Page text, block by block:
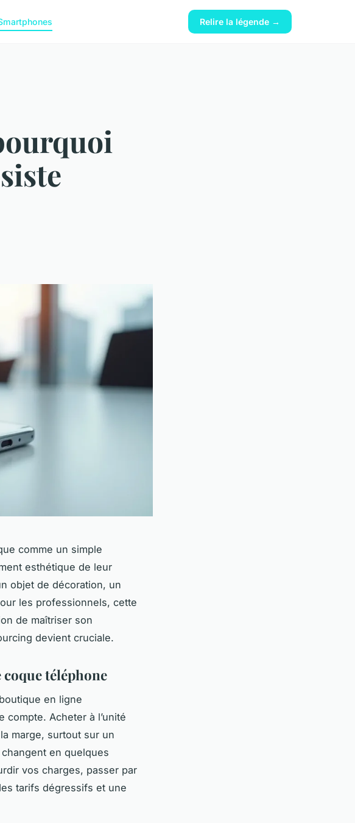
Relire la légende →
comme un simple
esthétique de leur
objet de décoration, un
les professionnels, cette
de maîtriser son
devient cruciale.
téléphone
en ligne
Acheter à l’unité
marge, surtout sur un
en quelques
vos charges, passer par
tarifs dégressifs et une